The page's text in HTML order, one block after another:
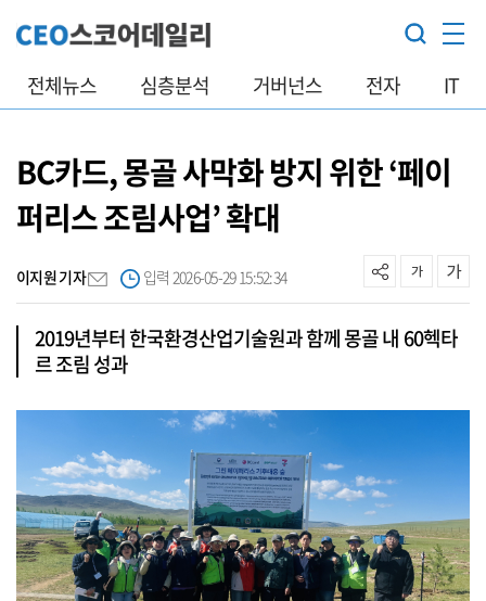
전체뉴스 심층분석 거버넌스 전자 IT
BC카드, 몽골 사막화 방지 위한 ‘페이
퍼리스 조림사업’ 확대
이지원 기자 입력 2026-05-29 15:52:34
2019년부터 한국환경산업기술원과 함께 몽골 내 60헥타
르 조림 성과